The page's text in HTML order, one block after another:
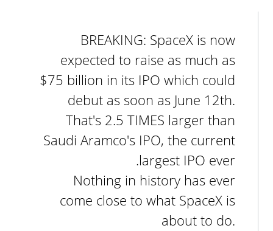
BREAKING: SpaceX is now
expected to raise as much as
$75 billion in its IPO which could
debut as soon as June 12th.
That's 2.5 TIMES larger than
Saudi Aramco's IPO, the current
largest IPO ever.
Nothing in history has ever
come close to what SpaceX is
about to do.